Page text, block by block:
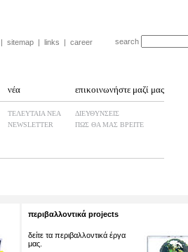
| sitemap | links | career search
νέα
ΤΕΛΕΥΤΑΙΑ ΝΕΑ
NEWSLETTER
επικοινωνήστε μαζί μας
ΔΙΕΥΘΥΝΣΕΙΣ
ΠΩΣ ΘΑ ΜΑΣ ΒΡΕΙΤΕ
περιβαλλοντικά projects
δείτε τα περιβαλλοντικά έργα
μας.